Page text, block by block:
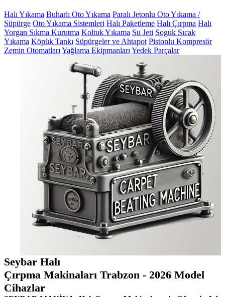
Halı Yıkama Buharlı Oto Yıkama Paralı Jetonlu Oto Yıkama /
Süpürge Oto Yıkama Sistemleri Halı Paketleme Halı Çırpma Halı
Yorgan Sıkma Kurutma Koltuk Yıkama Su Jeti Soguk Sıcak
Yıkama Köpük Tankı Süpürgeler ve Ahtapot Pistonlu Kompresör
Zemin Otomatları Yağlama Ekipmanları Yedek Parçalar
Seybar Halı
Çırpma Makinaları Trabzon - 2026 Model
Cihazlar